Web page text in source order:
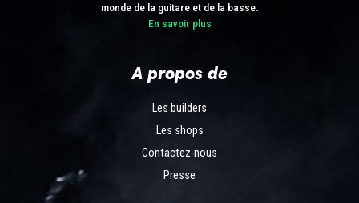
monde de la guitare et de la basse.
En savoir plus
A propos de
Les builders
Les shops
Contactez-nous
Presse